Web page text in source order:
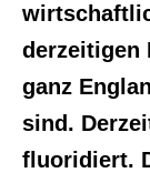
derzeitigen
ganz
sind.
fluoridiert.